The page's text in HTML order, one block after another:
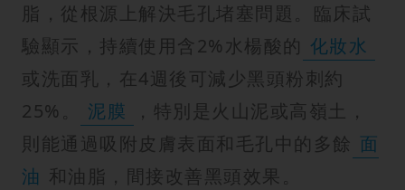
脂，從根源上解決毛孔堵塞問題。臨床試
驗顯示，持續使用含2%水楊酸的 化妝水
或洗面乳，在4週後可減少黑頭粉刺約
25%。
泥膜
，特別是火山泥或高嶺土，
則能通過吸附皮膚表面和毛孔中的多餘 面
油 和油脂，間接改善黑頭效果。